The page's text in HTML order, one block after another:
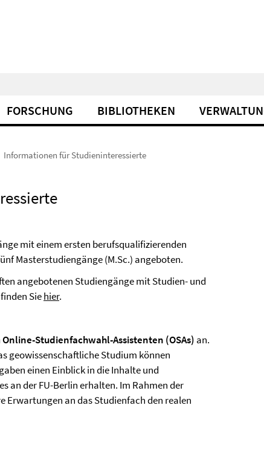
FORSCHUNG BIBLIOTHEKEN
Informationen für Studieninteressierte
mit einem ersten berufsqualifizierenden
Masterstudiengänge (M.Sc.) angeboten.
angebotenen Studiengänge mit Studien- und
Siehier.
Online-Studienfachwahl-Assistenten (OSAs) an.
geowissenschaftliche Studium können
einen Einblick in die Inhalte und
an der FU-Berlin erhalten. Im Rahmen der
Erwartungen an das Studienfach den realen